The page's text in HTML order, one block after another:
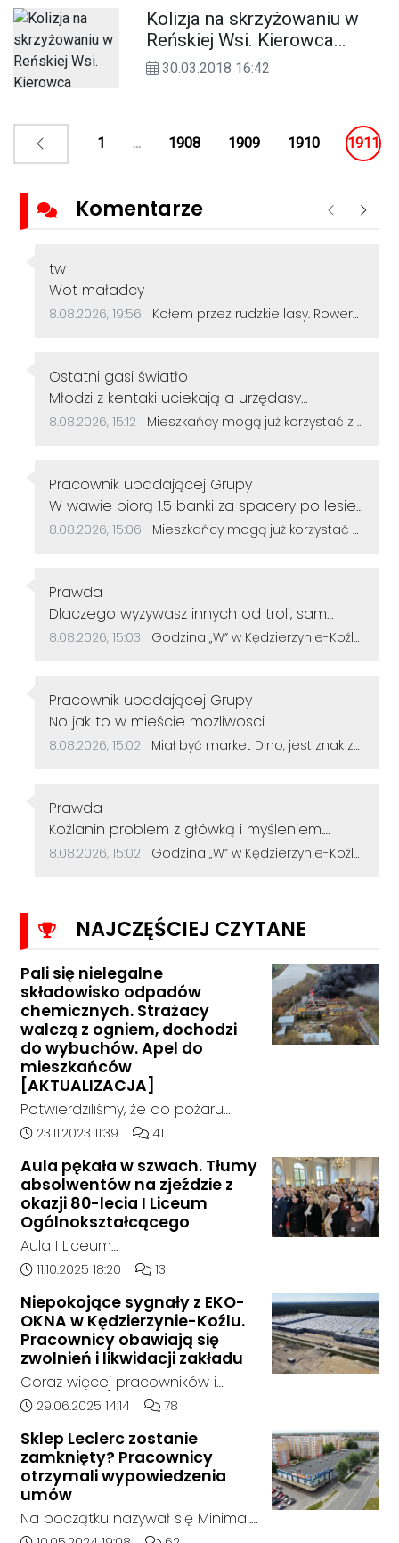
Kolizja na skrzyżowaniu w
Reńskiej Wsi. Kierowca
nissana zignorował znak
30.03.2018 16:42
1 ... 1908 1909 1910 1911
Komentarze Poprzednie
Autor komentarza:
tw
Treść komentarza:
Wot maładcy
Data dodania komentarza:
8.08.2026, 19:56 Źródło komentarza:
Kołem przez rudzkie lasy. Rowerzyści z Kędzierzyna-Koźla pokonali 50 kilometrów
Autor komentarza:
Ostatni gasi światło
Treść komentarza:
Młodzi z kentaki uciekają a urzędasy
otwierają alejki nic nieznaczące dla rozwoju
Data dodania komentarza:
8.08.2026, 15:12 Źródło komentarza:
Mieszkańcy mogą już korzystać z powiększonego parku w Śródmieściu. Są nowe alejki i ławki
Autor komentarza:
Pracownik upadającej Grupy
Treść komentarza:
W wawie biorą 1.5 banki za spacery po lesie
u nas ile
Data dodania komentarza:
8.08.2026, 15:06 Źródło komentarza:
Mieszkańcy mogą już korzystać z powiększonego parku w Śródmieściu. Są nowe alejki i ławki
Autor komentarza:
Prawda
Treść komentarza:
Dlaczego wyzywasz innych od troli, sam
jesteś tępy. Życzę więcej rozumu.
Data dodania komentarza:
8.08.2026, 15:03 Źródło komentarza:
Godzina „W” w Kędzierzynie-Koźlu. Mieszkańcy uczcili pamięć powstańców warszawskich
Autor komentarza:
Pracownik upadającej Grupy
Treść komentarza:
No jak to w mieście mozliwosci
Data dodania komentarza:
8.08.2026, 15:02 Źródło komentarza:
Miał być market Dino, jest znak zapytania. Przetarg na działkę przy szkole zakończył się bez ofert
Autor komentarza:
Prawda
Treść komentarza:
Koźlanin problem z główką i myśleniem.
Psychiatra pomoże.
Data dodania komentarza:
8.08.2026, 15:02 Źródło komentarza:
Godzina „W” w Kędzierzynie-Koźlu. Mieszkańcy uczcili pamięć powstańców warszawskich
NAJCZĘŚCIEJ CZYTANE
Pali się nielegalne
składowisko odpadów
chemicznych. Strażacy
walczą z ogniem, dochodzi
do wybuchów. Apel do
mieszkańców
[AKTUALIZACJA]
Potwierdziliśmy, że do pożaru
doszło w hali, w której nielegalnie
chemiczne.
Data dodania artykułu:
23.11.2023 11:39 Liczba komentarzy artykułu:
41
Aula pękała w szwach. Tłumy
absolwentów na zjeździe z
okazji 80-lecia I Liceum
Ogólnokształcącego
Aula I Liceum
Ogólnokształcącego im. Henryka
w sobotnie przedpołudnie
dosłownie pękała w szwach. Na
wyjątkowy zjazd absolwentów z
okazji jubileuszu 80-lecia szkoły
przyjechali ludzie z różnych
zakątków Polski i świata. W tym
roku zarejestrowało się ponad
1000 uczestników. To największy
zjazd w historii placówki.
Data dodania artykułu:
11.10.2025 18:20 Liczba komentarzy artykułu:
13
Niepokojące sygnały z EKO-
OKNA w Kędzierzynie-Koźlu.
Pracownicy obawiają się
zwolnień i likwidacji zakładu
Coraz więcej pracowników i
mieszkańców zgłasza się do
niepokojącej sytuacji w zakładzie
EKO-OKNA w Kędzierzynie-Koźlu.
Jak wynika z ich relacji, firma
miała w ostatnich tygodniach
rozpocząć proces masowego
Data dodania artykułu:
29.06.2025 14:14 Liczba komentarzy artykułu:
78
Sklep Leclerc zostanie
zamknięty? Pracownicy
otrzymali wypowiedzenia
umów
Na początku nazywał się Minimal.